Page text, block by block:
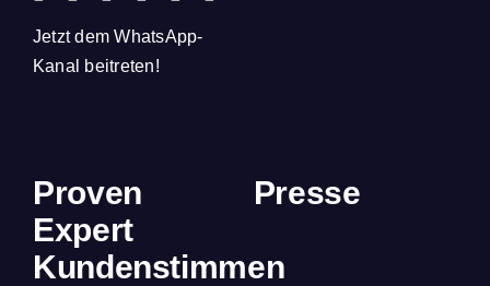
Jetzt dem WhatsApp-
Kanal beitreten!
Proven
Expert
Kundenstimmen
Presse